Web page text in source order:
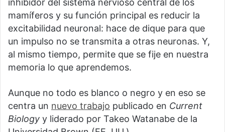
mamíferos y su función principal es reducir la
excitabilidad neuronal: hace de dique para que
un impulso no se transmita a otras neuronas. Y,
al mismo tiempo, permite que se fije en nuestra
memoria lo que aprendemos.
Aunque no todo es blanco o negro y en eso se
centra un nuevo trabajo publicado en Current
Biology y liderado por Takeo Watanabe de la